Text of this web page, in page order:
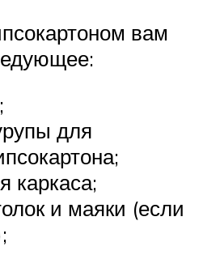
вам
для
каркаса;
и маяки (если